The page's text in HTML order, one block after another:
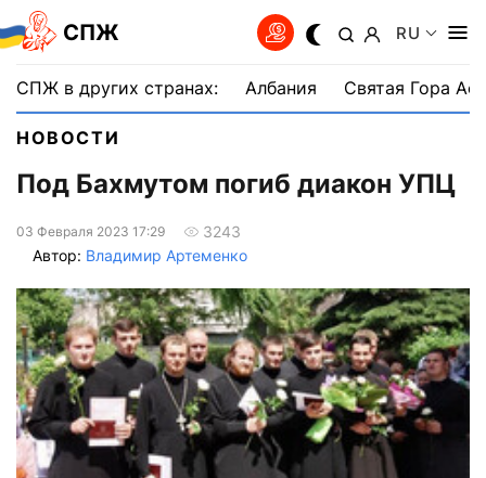
СПЖ RU
СПЖ в других странах: Албания Святая Гора
НОВОСТИ
Под Бахмутом погиб диакон УПЦ
03 Февраля 2023 17:29
3243
Автор: Владимир Артеменко